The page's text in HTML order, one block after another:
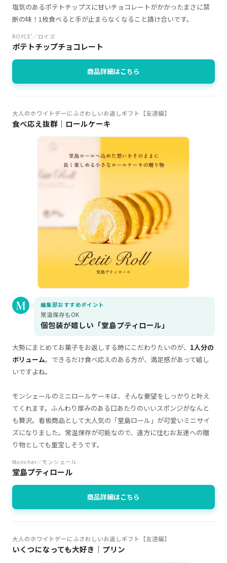
塩気のあるポテトチップスに甘いチョコレートがかかったまさに禁
断の味！1枚食べると手が止まらなくなること請け合いです。
ROYCE'／ロイズ
ポテトチップチョコレート
商品詳細はこちら
大人のホワイトデーにふさわしいお返しギフト【友達編】
食べ応え抜群｜ロールケーキ
編集部おすすめポイント
常温保存もOK
個包装が嬉しい「堂島プティロール」
大勢にまとめてお菓子をお返しする時にこだわりたいのが、 1人分の
ボリューム。できるだけ食べ応えのある方が、満足感があって嬉し
いですよね。
モンシェールのミニロールケーキは、そんな要望をしっかりと叶え
てくれます。ふんわり厚みのある口あたりのいいスポンジがなんと
も贅沢。看板商品として大人気の「堂島ロール」が可愛いミニサイ
ズになりました。常温保存が可能なので、遠方に住むお友達への贈
り物としても重宝しそうです。
Moncher／モンシェール
堂島プティロール
商品詳細はこちら
大人のホワイトデーにふさわしいお返しギフト【友達編】
いくつになっても大好き｜プリン